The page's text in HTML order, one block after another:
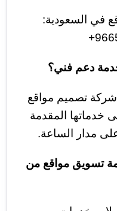
في السعودية:
دعم فني؟
تصميم مواقع
المقدمة
مدار الساعة.
تسويق مواقع من